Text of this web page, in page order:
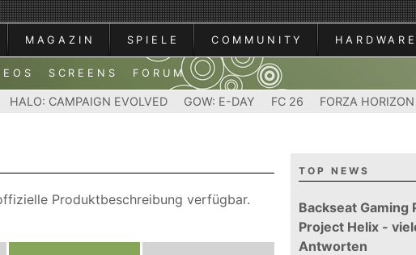
MAGAZIN SPIELE COMMUNITY HARDWARE
SCREENS FORUM
HALO: CAMPAIGN EVOLVED GOW: E-DAY FC 26 FORZA
Produktbeschreibung verfügbar.
TOP NEWS
Backseat Gaming
Project Helix -
Antworten